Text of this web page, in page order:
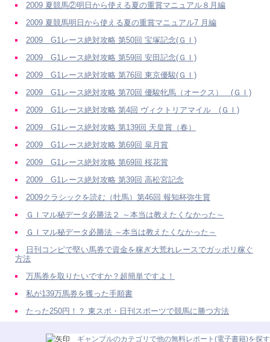
2009 夏競馬②明日から使える夏の重賞マニュアル８月編
2009 夏競馬明日から使える夏の重賞マニュアル7 月編
2009 G1レース絶対攻略 第50回 宝塚記念(ＧＩ)
2009 G1レース絶対攻略 第59回 安田記念(ＧＩ)
2009 G1レース絶対攻略 第76回 東京優駿(ＧＩ)
2009 G1レース絶対攻略 第70回 優駿牝馬（オークス） (ＧＩ)
2009 G1レース絶対攻略 第4回 ヴィクトリアマイル (ＧＩ)
2009 G1レース絶対攻略 第139回 天皇賞（春）
2009 G1レース絶対攻略 第69回 皐月賞
2009 G1レース絶対攻略 第69回 桜花賞
2009 G1レース絶対攻略 第39回 高松宮記念
2009クラシックを読む（牡馬）第46回 報知杯弥生賞
ＧＩマル秘データ必勝法２ ～本当は教えたくなかった～
ＧＩマル秘データ必勝法 ～本当は教えたくなかった～
日刊コンピで堅い馬券で資金を稼ぎ大荒れレースでガッポリ稼ぐ
方法
万馬券を取りたいですか？超簡単ですよ！
私が139万馬券を獲った手順書
たった250円！？ 東スポ・日刊スポーツで競馬に勝つ方法
ギャンブルのカテゴリで他の無料レポート(電子書籍)を探す